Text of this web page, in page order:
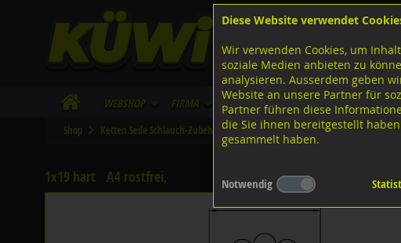
Lagerstrasse 8
Tel. 043 455 20 30
FB
IG
WebShop Firma Lieferinfo Infos/Downloads
Shop Ketten Seile Schlauch-Zubehör Drahtseile Diverse Ausführungen
1x19 hart A4 rostfrei,
Diese Website verwendet
Wir verwenden Cookies, um
soziale Medien anbieten zu
analysieren. Ausserdem geben
Website an unsere Partner für
Partner führen diese
die Sie ihnen bereitgestellt
gesammelt haben.
Notwendig